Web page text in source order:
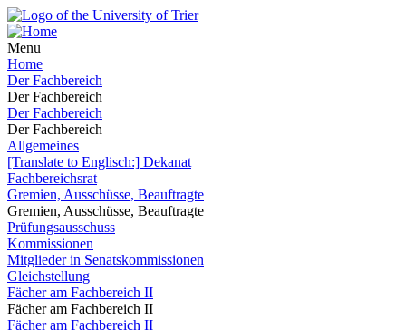
Menu
Home
Der Fachbereich
Der Fachbereich
Der Fachbereich
Der Fachbereich
Allgemeines
[Translate to Englisch:] Dekanat
Fachbereichsrat
Gremien, Ausschüsse, Beauftragte
Gremien, Ausschüsse, Beauftragte
Prüfungsausschuss
Kommissionen
Mitglieder in Senatskommissionen
Gleichstellung
Fächer am Fachbereich II
Fächer am Fachbereich II
Fächer am Fachbereich II